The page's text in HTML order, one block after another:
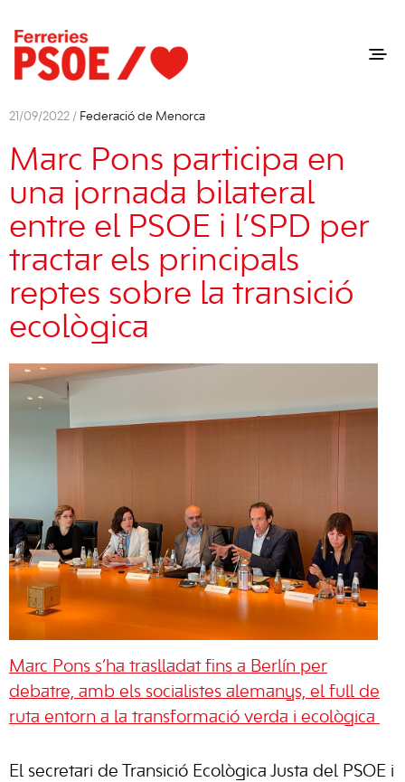
21/09/2022 / Federació de Menorca
Marc Pons participa en
una jornada bilateral
entre el PSOE i l’SPD per
tractar els principals
reptes sobre la transició
ecològica
Marc Pons s’ha traslladat fins a Berlín per
debatre, amb els socialistes alemanys, el full de
ruta entorn a la transformació verda i ecològica
El secretari de Transició Ecològica Justa del PSOE i